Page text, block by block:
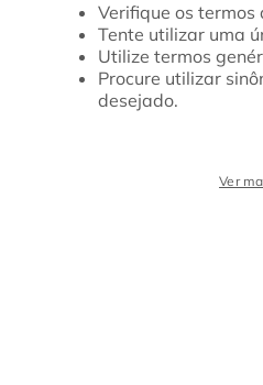
Verifique os termos
Tente utilizar uma
Utilize termos
Procure utilizar
desejado.
Ver